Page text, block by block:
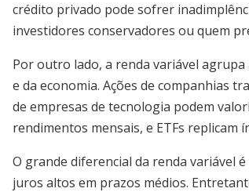
crédito privado pode sofrer
investidores conservadores ou quem
Por outro lado, a renda variável
e da economia. Ações de companhias
de empresas de tecnologia podem
rendimentos mensais, e ETFs replicam
O grande diferencial da renda variável é
juros altos em prazos médios.